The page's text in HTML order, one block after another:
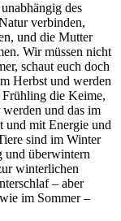
des
verbinden,
und die Mutter
Wir müssen nicht
schaut euch doch
Herbst und werden
Frühling die Keime,
und das im
und mit Energie und
sind im Winter
und überwintern
winterlichen
– aber
im Sommer –